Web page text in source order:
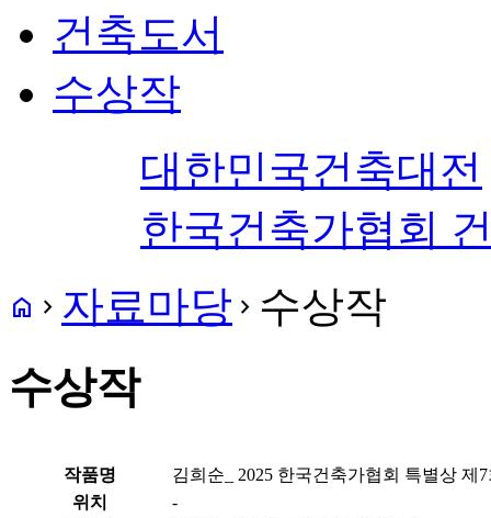
건축도서
수상작
대한민국건축대전
한국건축가협회
home navigate_next 자료마당 navigate_next 수상작
수상작
작품명
김희순_ 2025 한국건축가협회 특별상 제
위치
-